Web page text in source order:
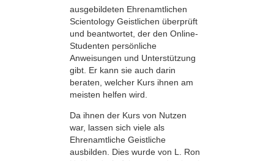
ausgebildeten Ehrenamtlichen
Scientology Geistlichen überprüft
und beantwortet, der den Online-
Studenten persönliche
Anweisungen und Unterstützung
gibt. Er kann sie auch darin
beraten, welcher Kurs ihnen am
meisten helfen wird.
Da ihnen der Kurs von Nutzen
war, lassen sich viele als
Ehrenamtliche Geistliche
ausbilden. Dies wurde von L. Ron